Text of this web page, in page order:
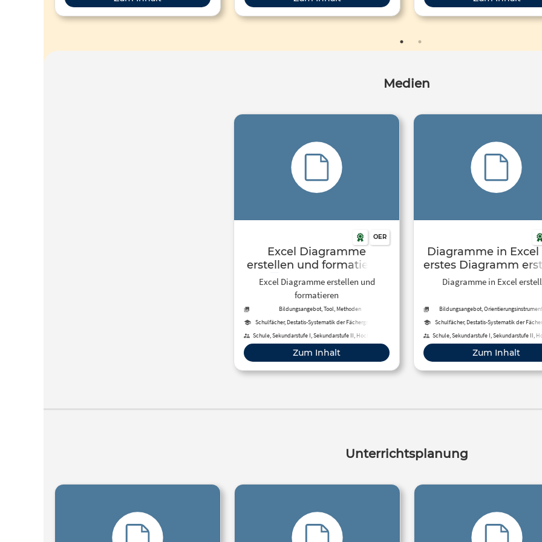
Fernunterricht, Informelles Lernen
Medien
OER
Excel Diagramme
(Linien-, Kreis-,
Balkendiagramm) –
YouTube
Excel Diagramme erstellen und
formatieren
Bildungsangebot, Tool, Methoden
Schulfächer, Destatis-Systematik der Fächergruppen,
Schule, Sekundarstufe I, Sekundarstufe II, Hochschule,
Berufliche Bildung, Fortbildung, Erwachsenenbildung,
Fernunterricht
Zum Inhalt
Diagramme in Excel
erstes Diagramm
und Optionen
YouTube
Diagramme in Excel
Bildungsangebot,
Schulfächer, Destatis-Systematik der
Schule, Sekundarstufe I, Sekundarstufe II,
Berufliche Bildung, Erwachsenenbildung,
Fernunterricht
Zum Inhalt
Unterrichtsplanung